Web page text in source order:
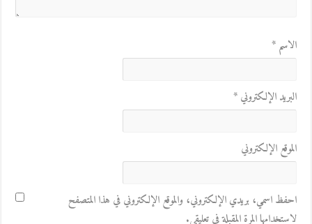
الاسم*
البريد الإلكتروني*
الموقع الإلكتروني
احفظ اسمي، بريدي الإلكتروني، والموقع الإلكتروني في هذا المتصفح
لاستخدامها المرة المقبلة في تعليقي.